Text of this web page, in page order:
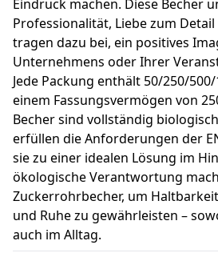
Eindruck machen. Diese Becher
Professionalität, Liebe zum
tragen dazu bei, ein positives
Unternehmens oder Ihrer
Jede Packung enthält 50/250/
einem Fassungsvermögen von
Becher sind vollständig
erfüllen die Anforderungen der
sie zu einer idealen Lösung im
ökologische Verantwortung
Zuckerrohrbecher, um
und Ruhe zu gewährleisten –
auch im Alltag.